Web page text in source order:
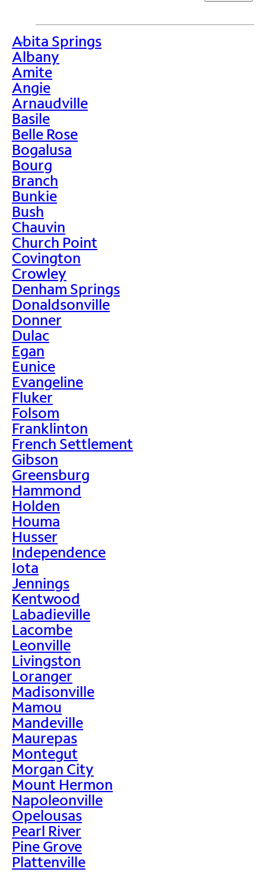
>
Abita Springs
Albany
Amite
Angie
Arnaudville
Basile
Belle Rose
Bogalusa
Bourg
Branch
Bunkie
Bush
Chauvin
Church Point
Covington
Crowley
Denham Springs
Donaldsonville
Donner
Dulac
Egan
Eunice
Evangeline
Fluker
Folsom
Franklinton
French Settlement
Gibson
Greensburg
Hammond
Holden
Houma
Husser
Independence
Iota
Jennings
Kentwood
Labadieville
Lacombe
Leonville
Livingston
Loranger
Madisonville
Mamou
Mandeville
Maurepas
Montegut
Morgan City
Mount Hermon
Napoleonville
Opelousas
Pearl River
Pine Grove
Plattenville